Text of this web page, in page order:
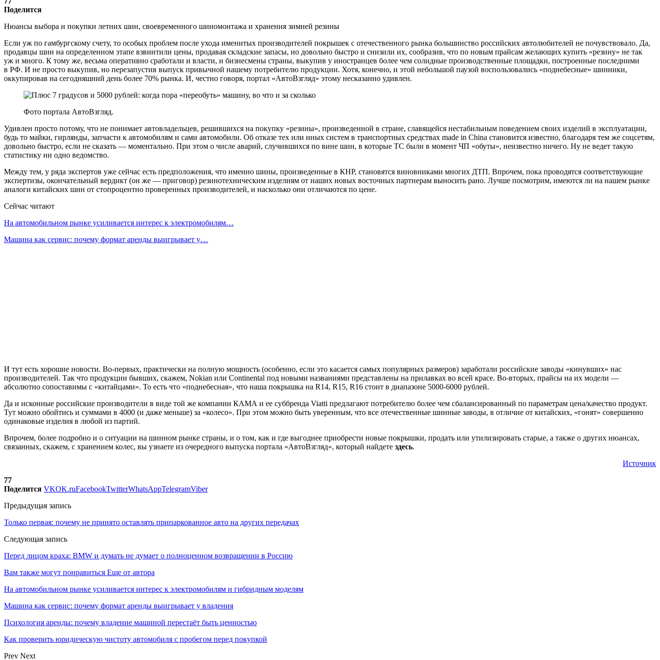
Поделится
Нюансы выбора и покупки летних шин, своевременного шиномонтажа и хранения зимней резины
Если уж по гамбургскому счету, то особых проблем после ухода именитых производителей покрышек с отечественного рынка большинство российских автолюбителей не почувствовало. Да,
продавцы шин на определенном этапе взвинтили цены, продавая складские запасы, но довольно быстро и снизили их, сообразив, что по новым прайсам желающих купить «резину» не так
уж и много. К тому же, весьма оперативно сработали и власти, и бизнесмены страны, выкупив у иностранцев более чем солидные производственные площадки, построенные последними
в РФ. И не просто выкупив, но перезапустив выпуск привычной нашему потребителю продукции. Хотя, конечно, и этой небольшой паузой воспользовались «поднебесные» шинники,
оккупировав на сегодняшний день более 70% рынка. И, честно говоря, портал «АвтоВзгляд» этому несказанно удивлен.
Фото портала АвтоВзгляд.
Удивлен просто потому, что не понимает автовладельцев, решившихся на покупку «резины», произведенной в стране, славящейся нестабильным поведением своих изделий в эксплуатации,
будь то майки, гирлянды, запчасти к автомобилям и сами автомобили. Об отказе тех или иных систем в транспортных средствах made in China становится известно, благодаря тем же соцсетям,
довольно быстро, если не сказать — моментально. При этом о числе аварий, случившихся по вине шин, в которые ТС были в момент ЧП «обуты», неизвестно ничего. Ну не ведет такую
статистику ни одно ведомство.
Между тем, у ряда экспертов уже сейчас есть предположения, что именно шины, произведенные в КНР, становятся виновниками многих ДТП. Впрочем, пока проводятся соответствующие
экспертизы, окончательный вердикт (он же — приговор) резинотехническим изделиям от наших новых восточных партнерам выносить рано. Лучше посмотрим, имеются ли на нашем рынке
аналоги китайских шин от стопроцентно проверенных производителей, и насколько они отличаются по цене.
Сейчас читают
На автомобильном рынке усиливается интерес к электромобилям…
Машина как сервис: почему формат аренды выигрывает у…
И тут есть хорошие новости. Во-первых, практически на полную мощность (особенно, если это касается самых популярных размеров) заработали российские заводы «кинувших» нас
производителей. Так что продукции бывших, скажем, Nokian или Continental под новыми названиями представлены на прилавках во всей красе. Во-вторых, прайсы на их модели —
абсолютно сопоставимы с «китайцами». То есть что «поднебесная», что наша покрышка на R14, R15, R16 стоит в диапазоне 5000-6000 рублей.
Да и исконные российские производители в виде той же компании КАМА и ее суббренда Viatti предлагают потребителю более чем сбалансированный по параметрам цена/качество продукт.
Тут можно обойтись и суммами в 4000 (и даже меньше) за «колесо». При этом можно быть уверенным, что все отечественные шинные заводы, в отличие от китайских, «гонят» совершенно
одинаковые изделия в любой из партий.
Впрочем, более подробно и о ситуации на шинном рынке страны, и о том, как и где выгоднее приобрести новые покрышки, продать или утилизировать старые, а также о других нюансах,
связанных, скажем, с хранением колес, вы узнаете из очередного выпуска портала «АвтоВзгляд», который найдете здесь.
Источник
77
Поделится VKOK.ruFacebookTwitterWhatsAppTelegramViber
Предыдущая запись
Только первая: почему не принято оставлять припаркованное авто на других передачах
Следующая запись
Перед лицом краха: BMW и думать не думает о полноценном возвращении в Россию
Вам также могут понравиться Еще от автора
На автомобильном рынке усиливается интерес к электромобилям и гибридным моделям
Машина как сервис: почему формат аренды выигрывает у владения
Психология аренды: почему владение машиной перестаёт быть ценностью
Как проверить юридическую чистоту автомобиля с пробегом перед покупкой
Prev Next